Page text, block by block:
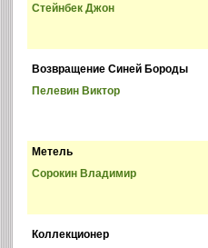
Стейнбек Джон
Возвращение Синей Бороды
Пелевин Виктор
Метель
Сорокин Владимир
Коллекционер